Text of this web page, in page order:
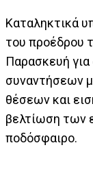
Καταληκτικά
του προέδρου
Παρασκευή
συναντήσεων
θέσεων και
βελτίωση των
ποδόσφαιρο.